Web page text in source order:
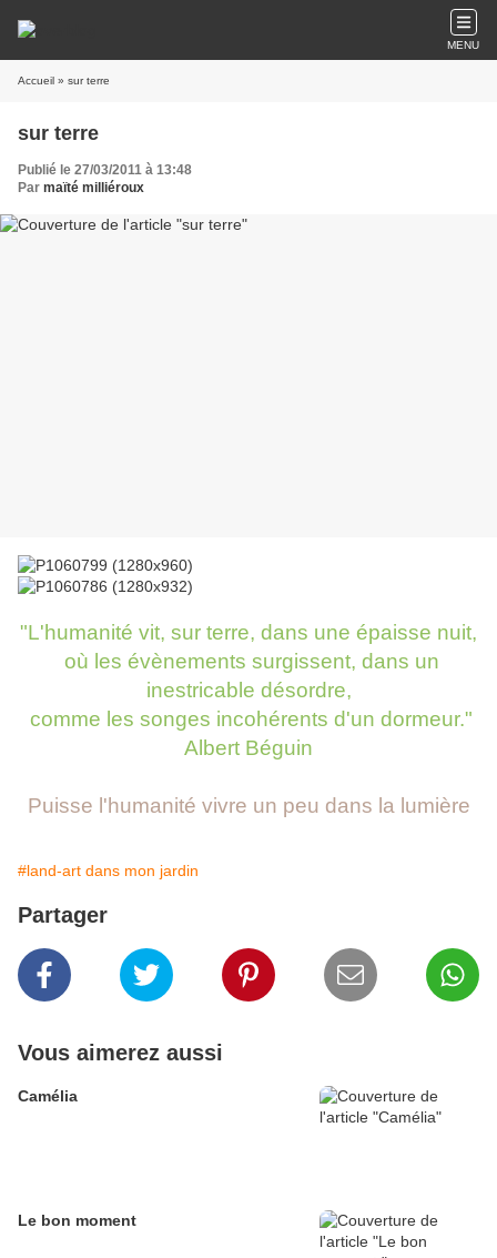
MENU
Accueil » sur terre
sur terre
Publié le 27/03/2011 à 13:48
Par maïté milliéroux
"L'humanité vit, sur terre, dans une épaisse nuit,
où les évènements surgissent, dans un
inestricable désordre,
comme les songes incohérents d'un dormeur."
Albert Béguin
Puisse l'humanité vivre un peu dans la lumière
#land-art dans mon jardin
Partager
Vous aimerez aussi
Camélia
Le bon moment